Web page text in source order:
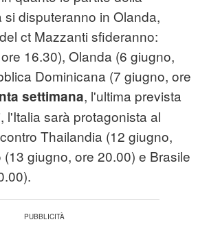
disputeranno in Olanda,
ct Mazzanti sfideranno:
16.30), Olanda (6 giugno,
Dominicana (7 giugno, ore
settimana, l'ultima prevista
l'Italia sarà protagonista al
Thailandia (12 giugno,
giugno, ore 20.00) e Brasile